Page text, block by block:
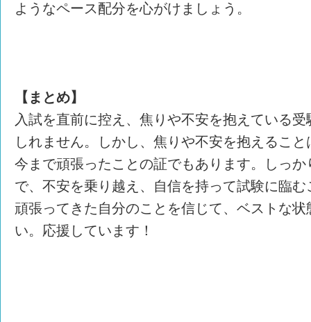
ようなペース配分を心がけましょう。
【まとめ】
入試を直前に控え、焦りや不安を抱えている
しれません。しかし、焦りや不安を抱えるこ
今まで頑張ったことの証でもあります。しっ
で、不安を乗り越え、自信を持って試験に臨
頑張ってきた自分のことを信じて、ベストな
い。応援しています！